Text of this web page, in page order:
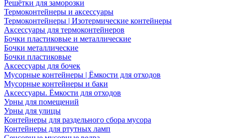
Решётки для заморозки
Термоконтейнеры и аксессуары
Термоконтейнеры | Изотермические контейнеры
Аксессуары для термоконтейнеров
Бочки пластиковые и металлические
Бочки металлические
Бочки пластиковые
Аксессуары для бочек
Мусорные контейнеры | Ёмкости для отходов
Мусорные контейнеры и баки
Аксессуары. Ёмкости для отходов
Урны для помещений
Урны для улицы
Контейнеры для раздельного сбора мусора
Контейнеры для ртутных ламп